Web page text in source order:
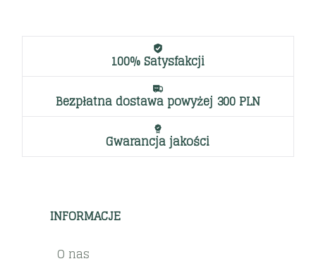
100% Satysfakcji
Bezpłatna dostawa powyżej 300 PLN
Gwarancja jakości
INFORMACJE
O nas